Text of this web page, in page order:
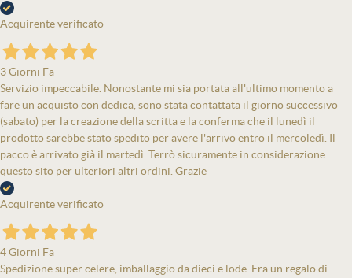
Acquirente verificato
3 Giorni Fa
Servizio impeccabile. Nonostante mi sia portata all'ultimo momento a
fare un acquisto con dedica, sono stata contattata il giorno successivo
(sabato) per la creazione della scritta e la conferma che il lunedì il
prodotto sarebbe stato spedito per avere l'arrivo entro il mercoledì. Il
pacco è arrivato già il martedì. Terrò sicuramente in considerazione
questo sito per ulteriori altri ordini. Grazie
Acquirente verificato
4 Giorni Fa
Spedizione super celere, imballaggio da dieci e lode. Era un regalo di